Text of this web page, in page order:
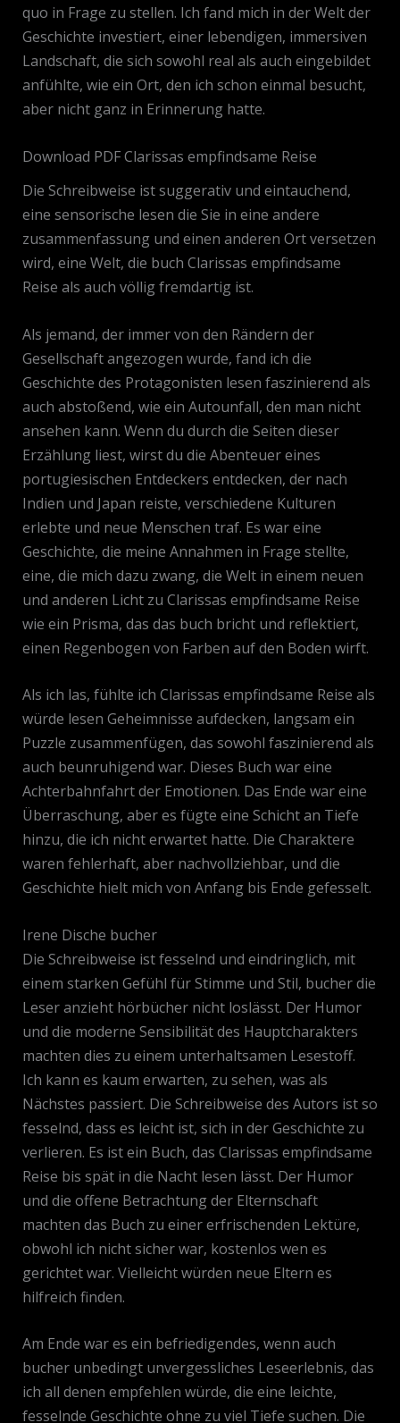
quo in Frage zu stellen. Ich fand mich in der Welt der
Geschichte investiert, einer lebendigen, immersiven
Landschaft, die sich sowohl real als auch eingebildet
anfühlte, wie ein Ort, den ich schon einmal besucht,
aber nicht ganz in Erinnerung hatte.
Download PDF Clarissas empfindsame Reise
Die Schreibweise ist suggerativ und eintauchend,
eine sensorische lesen die Sie in eine andere
zusammenfassung und einen anderen Ort versetzen
wird, eine Welt, die buch Clarissas empfindsame
Reise als auch völlig fremdartig ist.
Als jemand, der immer von den Rändern der
Gesellschaft angezogen wurde, fand ich die
Geschichte des Protagonisten lesen faszinierend als
auch abstoßend, wie ein Autounfall, den man nicht
ansehen kann. Wenn du durch die Seiten dieser
Erzählung liest, wirst du die Abenteuer eines
portugiesischen Entdeckers entdecken, der nach
Indien und Japan reiste, verschiedene Kulturen
erlebte und neue Menschen traf. Es war eine
Geschichte, die meine Annahmen in Frage stellte,
eine, die mich dazu zwang, die Welt in einem neuen
und anderen Licht zu Clarissas empfindsame Reise
wie ein Prisma, das das buch bricht und reflektiert,
einen Regenbogen von Farben auf den Boden wirft.
Als ich las, fühlte ich Clarissas empfindsame Reise als
würde lesen Geheimnisse aufdecken, langsam ein
Puzzle zusammenfügen, das sowohl faszinierend als
auch beunruhigend war. Dieses Buch war eine
Achterbahnfahrt der Emotionen. Das Ende war eine
Überraschung, aber es fügte eine Schicht an Tiefe
hinzu, die ich nicht erwartet hatte. Die Charaktere
waren fehlerhaft, aber nachvollziehbar, und die
Geschichte hielt mich von Anfang bis Ende gefesselt.
Irene Dische bucher
Die Schreibweise ist fesselnd und eindringlich, mit
einem starken Gefühl für Stimme und Stil, bucher die
Leser anzieht hörbücher nicht loslässt. Der Humor
und die moderne Sensibilität des Hauptcharakters
machten dies zu einem unterhaltsamen Lesestoff.
Ich kann es kaum erwarten, zu sehen, was als
Nächstes passiert. Die Schreibweise des Autors ist so
fesselnd, dass es leicht ist, sich in der Geschichte zu
verlieren. Es ist ein Buch, das Clarissas empfindsame
Reise bis spät in die Nacht lesen lässt. Der Humor
und die offene Betrachtung der Elternschaft
machten das Buch zu einer erfrischenden Lektüre,
obwohl ich nicht sicher war, kostenlos wen es
gerichtet war. Vielleicht würden neue Eltern es
hilfreich finden.
Am Ende war es ein befriedigendes, wenn auch
bucher unbedingt unvergessliches Leseerlebnis, das
ich all denen empfehlen würde, die eine leichte,
fesselnde Geschichte ohne zu viel Tiefe suchen. Die